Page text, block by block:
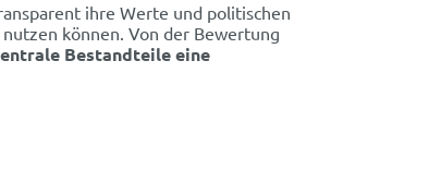
ihre Werte und politischen
können. Von der Bewertung
Bestandteile eine